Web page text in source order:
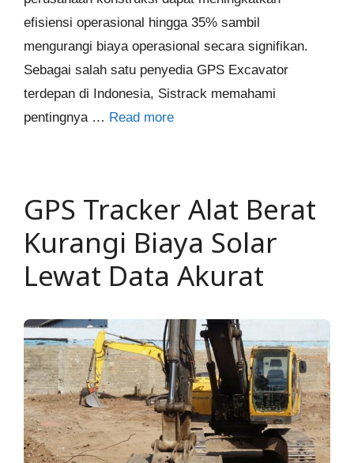
efisiensi operasional hingga 35% sambil
mengurangi biaya operasional secara signifikan.
Sebagai salah satu penyedia GPS Excavator
terdepan di Indonesia, Sistrack memahami
pentingnya … Read more
GPS Tracker Alat Berat
Kurangi Biaya Solar
Lewat Data Akurat